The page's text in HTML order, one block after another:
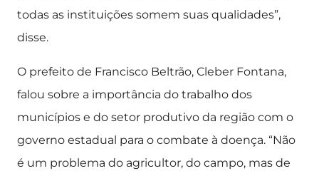
todas as instituições somem suas qualidades”,
disse.
O prefeito de Francisco Beltrão, Cleber Fontana,
falou sobre a importância do trabalho dos
municípios e do setor produtivo da região com o
governo estadual para o combate à doença. “Não
é um problema do agricultor, do campo, mas de